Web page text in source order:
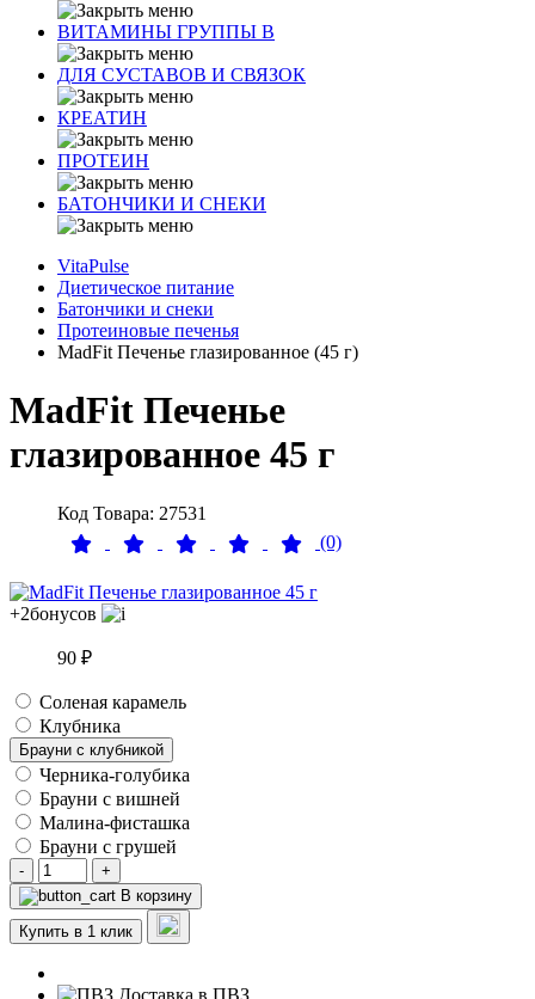
ВИТАМИНЫ ГРУППЫ В
ДЛЯ СУСТАВОВ И СВЯЗОК
КРЕАТИН
ПРОТЕИН
БАТОНЧИКИ И СНЕКИ
VitaPulse
Диетическое питание
Батончики и снеки
Протеиновые печенья
MadFit Печенье глазированное (45 г)
MadFit Печенье
глазированное 45 г
Код Товара: 27531
(0)
+2бонусов
90 ₽
Соленая карамель
Клубника
Брауни с клубникой
Черника-голубика
Брауни с вишней
Малина-фисташка
Брауни с грушей
-
+
В корзину
Купить в 1 клик
Доставка в ПВЗ